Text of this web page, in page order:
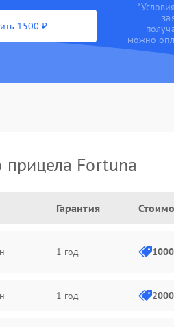
1500 ₽
можно
прицела Fortuna
Гарантия
1 год
1 год